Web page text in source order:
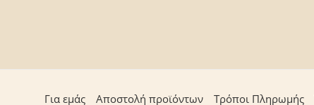
Για εμάς Αποστολή προϊόντων Τρόποι Πληρωμής